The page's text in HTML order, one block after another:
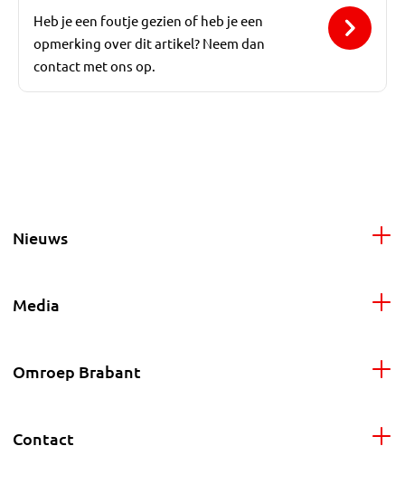
Heb je een foutje gezien of heb je een
opmerking over dit artikel? Neem dan
contact met ons op.
Nieuws
Media
Omroep Brabant
Contact